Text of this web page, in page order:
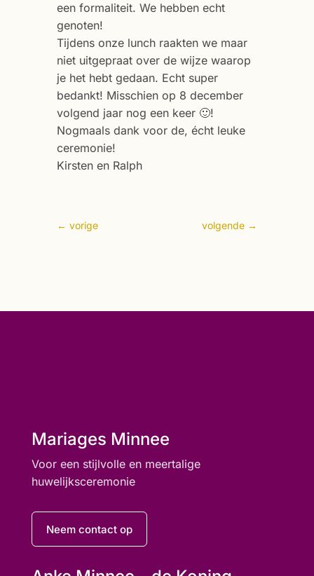
een formaliteit. We hebben echt
genoten!
Tijdens onze lunch raakten we maar
niet uitgepraat over de wijze waarop
je het hebt gedaan. Echt super
bedankt! Misschien op 8 december
volgend jaar nog een keer 🙂!
Nogmaals dank voor de, écht leuke
ceremonie!
Kirsten en Ralph
← vorige volgende →
Mariages Minnee
Voor een stijlvolle en meertalige
huwelijksceremonie
Neem contact op